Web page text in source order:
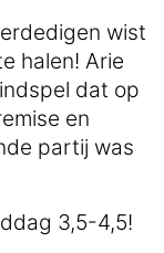
wist
halen! Arie
dat op
en
partij was
3,5-4,5!